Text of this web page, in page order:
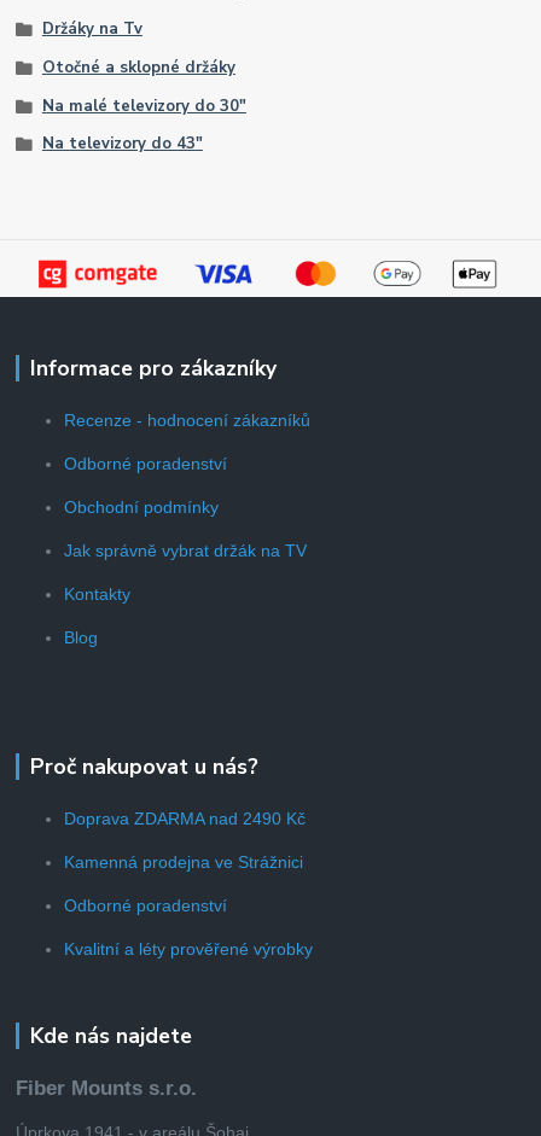
Držáky na Tv
Otočné a sklopné držáky
Na malé televizory do 30"
Na televizory do 43"
Informace pro zákazníky
Recenze - hodnocení zákazníků
Odborné poradenství
Obchodní podmínky
Jak správně vybrat držák na TV
Kontakty
Blog
Proč nakupovat u nás?
Doprava ZDARMA nad 2490 Kč
Kamenná prodejna ve Strážnici
Odborné poradenství
Kvalitní a léty prověřené výrobky
Kde nás najdete
Fiber Mounts s.r.o.